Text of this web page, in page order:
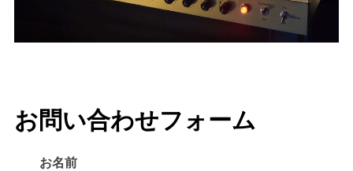
お問い合わせフォーム
お名前